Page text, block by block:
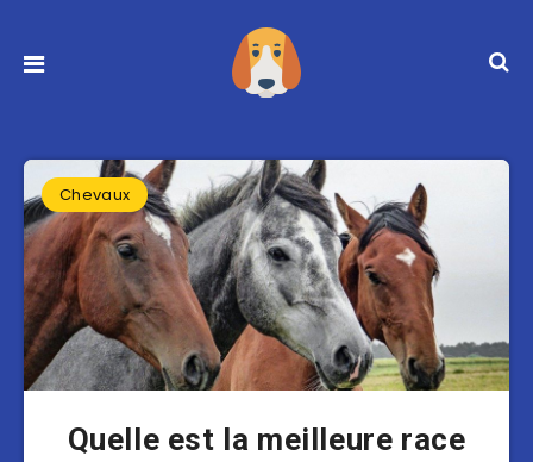
Chevaux
Quelle est la meilleure race